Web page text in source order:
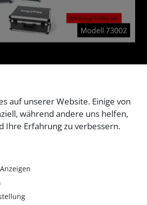
auf unserer Website. Einige von
während andere uns helfen,
Ihre Erfahrung zu verbessern.